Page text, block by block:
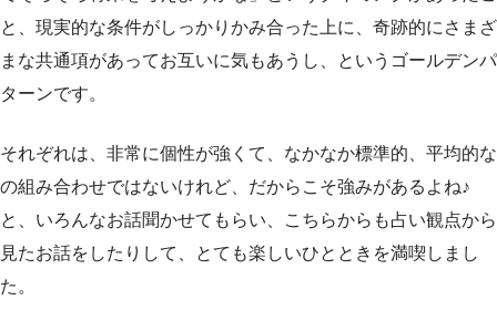
と、現実的な条件がしっかりかみ合った上に、奇跡的にさまざ
まな共通項があってお互いに気もあうし、というゴールデンパ
ターンです。
それぞれは、非常に個性が強くて、なかなか標準的、平均的な
の組み合わせではないけれど、だからこそ強みがあるよね♪
と、いろんなお話聞かせてもらい、こちらからも占い観点から
見たお話をしたりして、とても楽しいひとときを満喫しまし
た。